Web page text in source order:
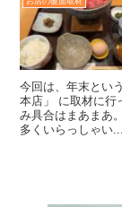
今回は、年末とい
本店」 に取材に
み具合はまあまあ
多くいらっしゃい...